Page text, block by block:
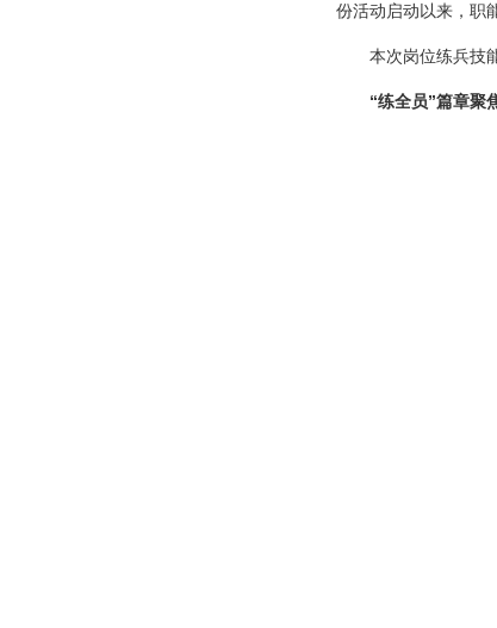
份活动启动以来，职
本次岗位练兵技
“练全员”篇章聚